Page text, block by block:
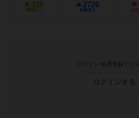
326
興味あり
2726
経験あり お
ログイン/会員登録でコ
ログインする